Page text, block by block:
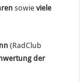
sowieviele
(RadClub
der